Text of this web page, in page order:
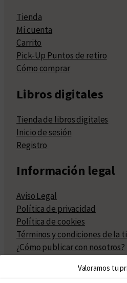
Valoramos tu
Tienda
Mi cuenta
Carrito
Pick-Up Puntos de retiro
Cómo comprar
Libros digitales
Tienda de libros digitales
Inicio de sesión
Registro
Información legal
Aviso Legal
Política de privacidad
Política de cookies
Términos y condiciones de la
¿Cómo publicar con nosotros?
Políticas de publicación